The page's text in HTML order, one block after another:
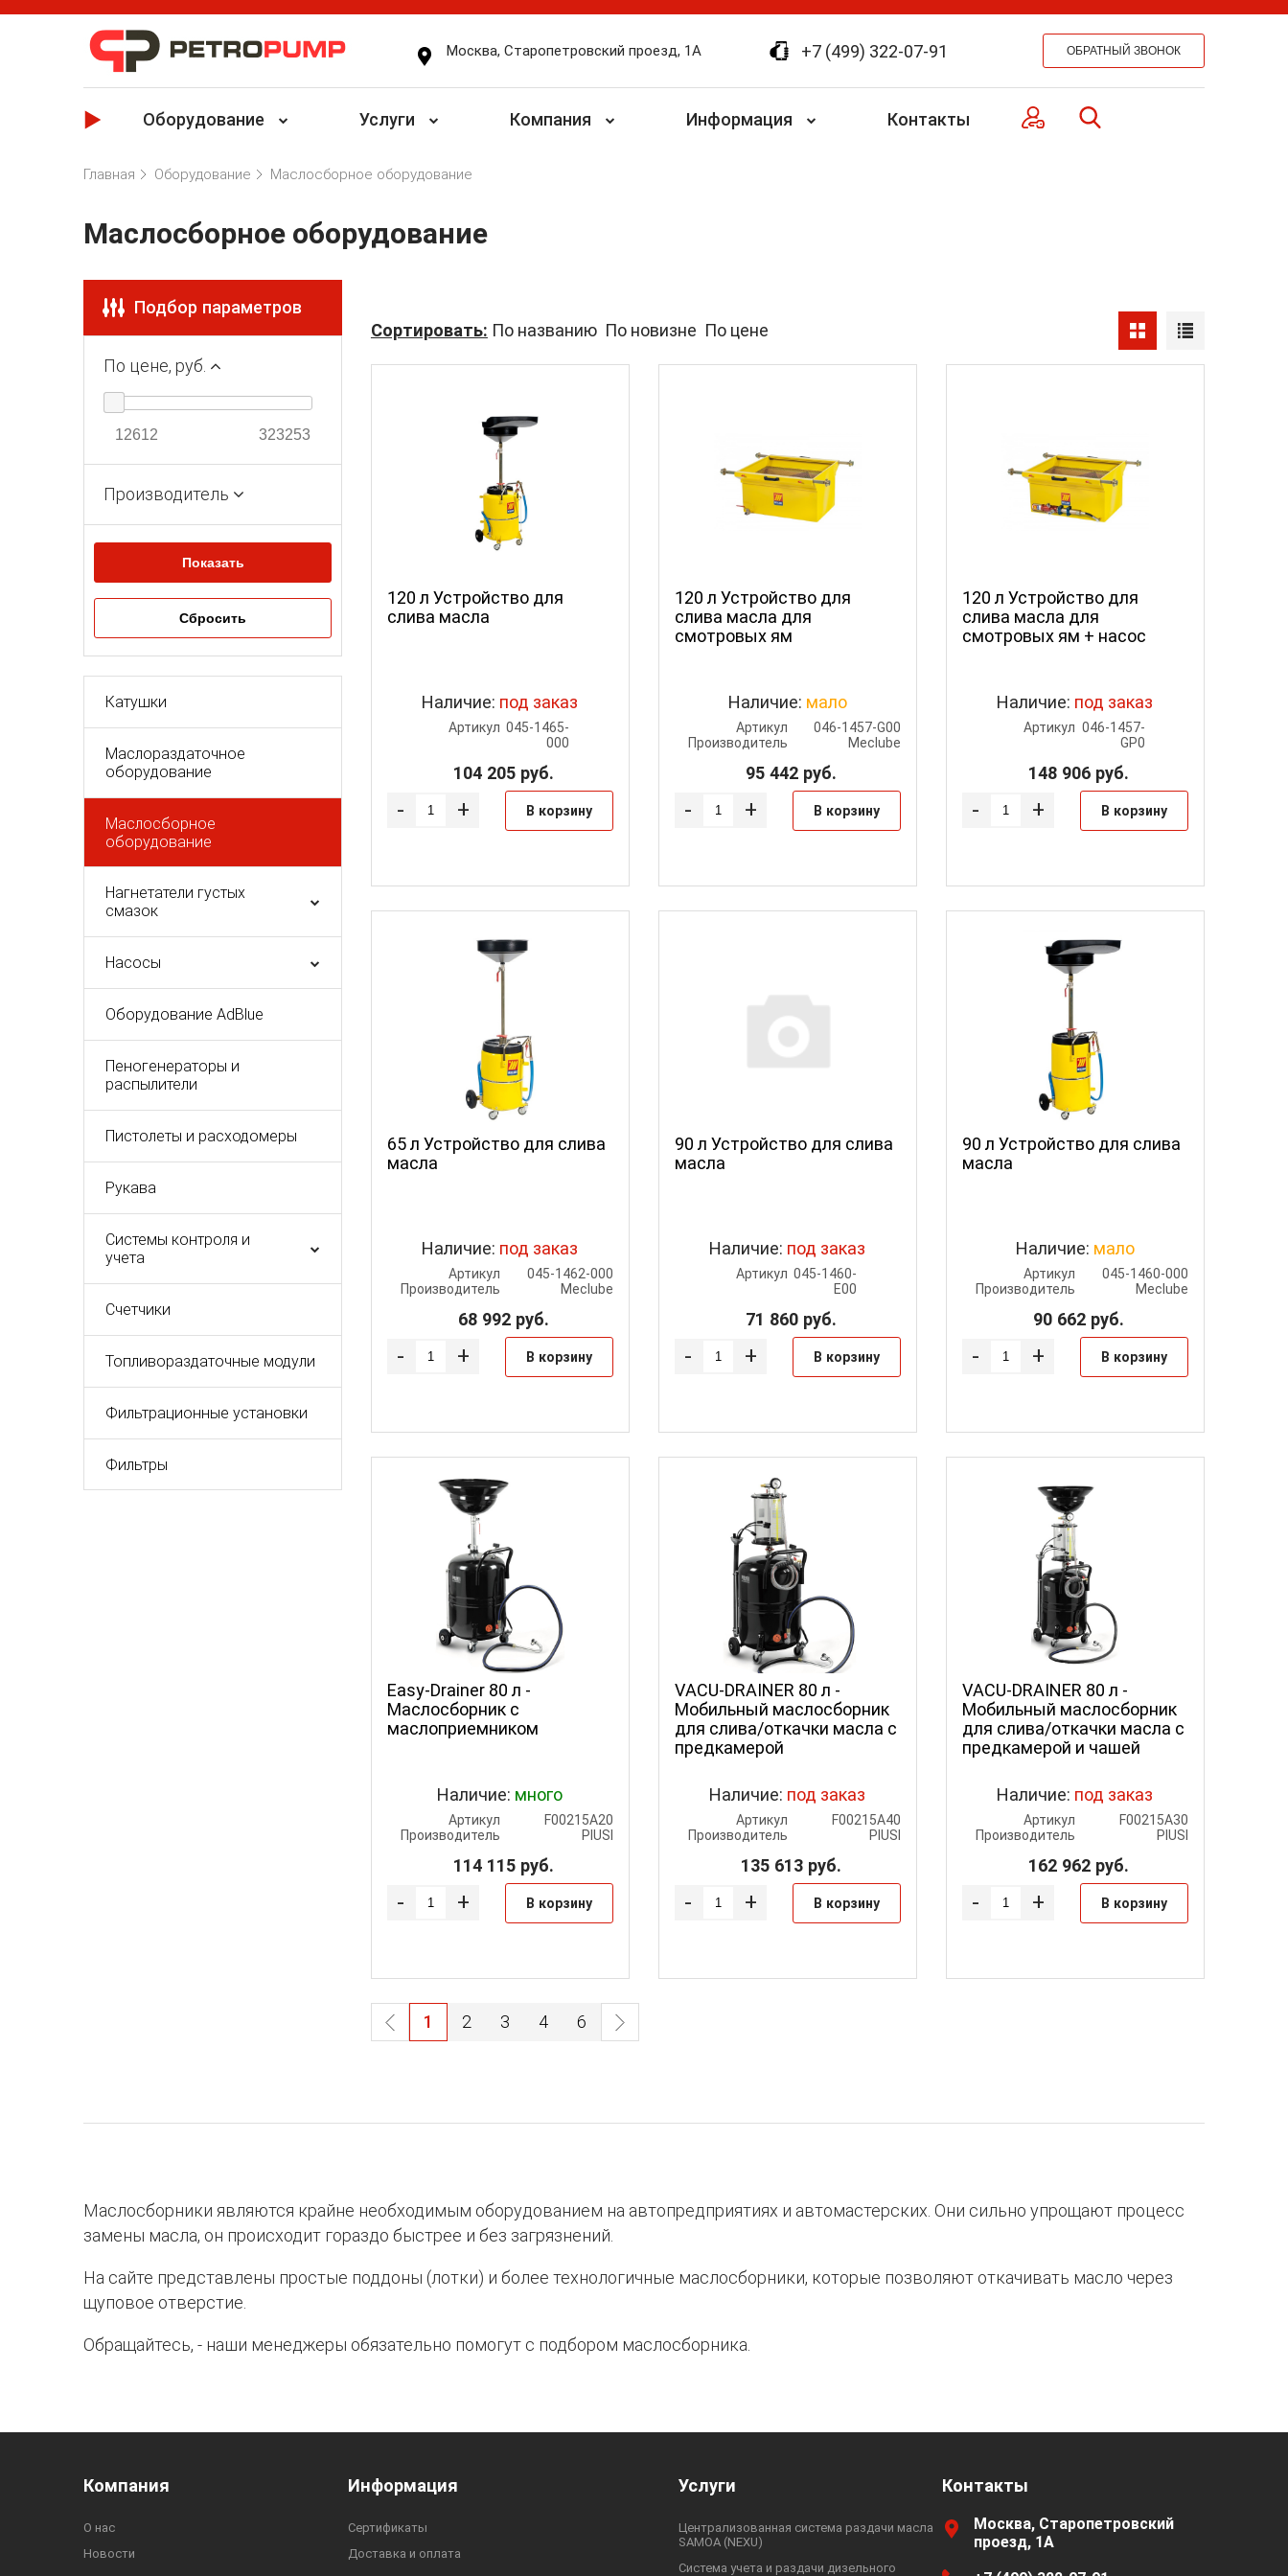
Москва, Старопетровский проезд, 1А +7 (499) 322-07-91
Оборудование Услуги Компания Информация Контакты
Главная Оборудование Маслосборное оборудование
Маслосборное оборудование
Подбор параметров
По цене, руб.
Производитель
Катушки
Маслораздаточное
оборудование
Маслосборное
оборудование
Нагнетатели густых
смазок
Насосы
Оборудование AdBlue
Пеногенераторы и
распылители
Пистолеты и расходомеры
Рукава
Системы контроля и
учета
Счетчики
Топливораздаточные модули
Фильтрационные установки
Фильтры
Сортировать: По названию По новизне По цене
120 л Устройство для
слива масла
Наличие: под заказ
Артикул 045-1465-
000
104 205 руб.
- + В корзину
120 л Устройство для
слива масла для
смотровых ям
Наличие: мало
Артикул
046-1457-G00
Производитель
Meclube
95 442 руб.
- + В корзину
120 л Устройство для
слива масла для
смотровых ям + насос
Наличие: под заказ
Артикул 046-1457-
GP0
148 906 руб.
- + В корзину
65 л Устройство для слива
масла
Наличие: под заказ
Артикул
045-1462-000
Производитель
Meclube
68 992 руб.
- + В корзину
90 л Устройство для слива
масла
Наличие: под заказ
Артикул 045-1460-
E00
71 860 руб.
- + В корзину
90 л Устройство для слива
масла
Наличие: мало
Артикул
045-1460-000
Производитель
Meclube
90 662 руб.
- + В корзину
Easy-Drainer 80 л -
Маслосборник с
маслоприемником
Наличие: много
Артикул
F00215A20
Производитель
PIUSI
114 115 руб.
- + В корзину
VACU-DRAINER 80 л -
Мобильный маслосборник
для слива/откачки масла с
предкамерой
Наличие: под заказ
Артикул
F00215A40
Производитель
PIUSI
135 613 руб.
- + В корзину
VACU-DRAINER 80 л -
Мобильный маслосборник
для слива/откачки масла с
предкамерой и чашей
Наличие: под заказ
Артикул
F00215A30
Производитель
PIUSI
162 962 руб.
- + В корзину
1 2 3 4 6
Маслосборники являются крайне необходимым оборудованием на автопредприятиях и автомастерских. Они сильно упрощают процесс
замены масла, он происходит гораздо быстрее и без загрязнений.
На сайте представлены простые поддоны (лотки) и более технологичные маслосборники, которые позволяют откачивать масло через
щуповое отверстие.
Обращайтесь, - наши менеджеры обязательно помогут с подбором маслосборника.
Компания
О нас
Новости
Информация
Сертификаты
Доставка и оплата
Услуги
Централизованная система раздачи масла
SAMOA (NEXU)
Система учета и раздачи дизельного
Контакты
Москва, Старопетровский
проезд, 1А